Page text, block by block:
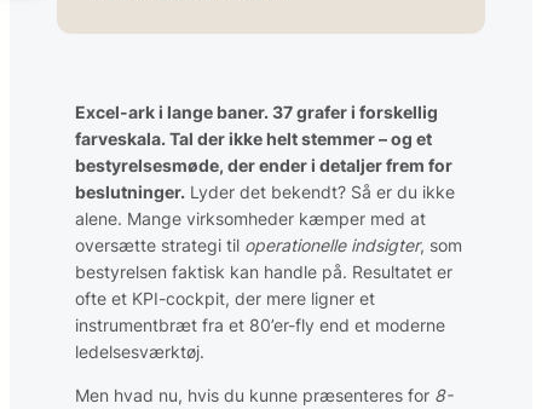
Excel-ark i lange baner. 37 grafer i forskellig
farveskala. Tal der ikke helt stemmer – og et
bestyrelsesmøde, der ender i detaljer frem for
beslutninger. Lyder det bekendt? Så er du ikke
alene. Mange virksomheder kæmper med at
oversætte strategi til operationelle indsigter, som
bestyrelsen faktisk kan handle på. Resultatet er
ofte et KPI-cockpit, der mere ligner et
instrumentbræt fra et 80’er-fly end et moderne
ledelsesværktøj.
Men hvad nu, hvis du kunne præsenteres for 8-